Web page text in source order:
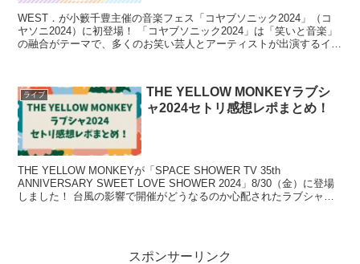
WEST．が小籔千豊主催の音楽フェス「コヤブソニック2024」（コ
ヤソニ2024）に初登場！ 「コヤブソニック2024」は「笑いと音楽」
の融合がテーマで、多くのお笑い芸人とアーティストが出演するイベ
ライブ
THE YELLOW MONKEYラブシ
ャ2024セトリ感想レポまとめ！
THE YELLOW MONKEYが「SPACE SHOWER TV 35th
ANNIVERSARY SWEET LOVE SHOWER 2024」8/30（金）に登場
しました！ 台風の影響で開催がどうなるのか心配されたラブシャ
スポンサーリンク